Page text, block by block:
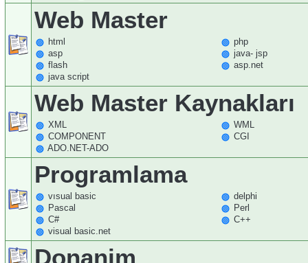
Web Master
html
php
asp
java- jsp
flash
asp.net
java script
Web Master Kaynakları
XML
WML
COMPONENT
CGI
ADO.NET-ADO
Programlama
vısual basic
delphi
Pascal
Perl
C#
C++
visual basic.net
Donanim